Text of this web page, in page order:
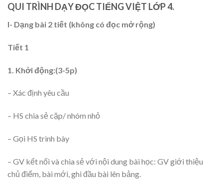
QUI TRÌNH DẠY ĐỌC TIẾNG VIỆT LỚP 4.
I- Dạng bài 2 tiết (không có đọc mở rộng)
Tiết 1
1. Khởi động:(3-5p)
– Xác định yêu cầu
– HS chia sẻ cặp/ nhóm nhỏ
– Gọi HS trình bày
– GV kết nối và chia sẻ với nội dung bài học: GV giới thiệu
chủ điểm, bài mới, ghi đầu bài lên bảng.